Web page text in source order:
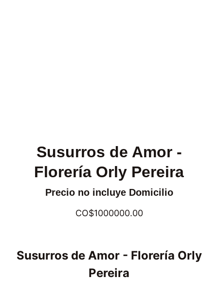
Susurros de Amor -
Florería Orly Pereira
Precio no incluye Domicilio
CO$1000000.00
Susurros de Amor - Florería Orly
Pereira